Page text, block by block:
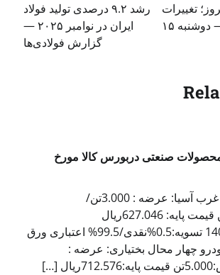
تغییرات
محدود در بازار — دوشنبه ۱۵
رشد ۹.۲ درصدی تولید فولاد
ایران در نوامبر ۲۰۲۵ —
گزارش فولادی‌ها
صنعتی دربورس کالا مورخ
ورق سردBفولاد غرب آسیا: عرضه : 3.000تن/
افزایش:3.000تن قیمت پایه: 627.046ریال
تحویل:1404/12/02 تسویه:0.5%نقدی/99.5% اعتباری ورق
چهار محال بختیاری: عرضه :